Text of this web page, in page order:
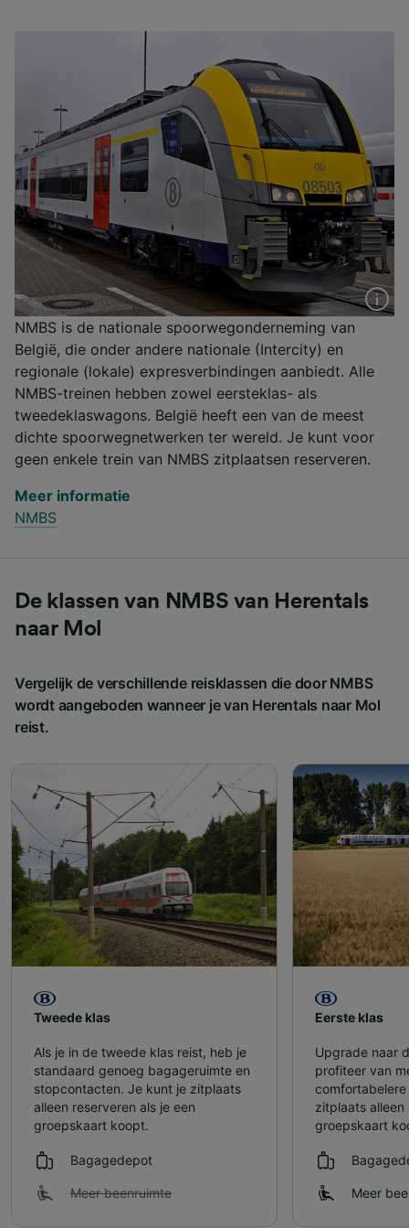
NMBS is de nationale spoorwegonderneming van
België, die onder andere nationale (Intercity) en
regionale (lokale) expresverbindingen aanbiedt. Alle
NMBS-treinen hebben zowel eersteklas- als
tweedeklaswagons. België heeft een van de meest
dichte spoorwegnetwerken ter wereld. Je kunt voor
geen enkele trein van NMBS zitplaatsen reserveren.
Meer informatie
NMBS
De klassen van NMBS van Herentals
naar Mol
Vergelijk de verschillende reisklassen die door NMBS
wordt aangeboden wanneer je van Herentals naar Mol
reist.
Tweede klas
Als je in de tweede klas reist, heb je
standaard genoeg bagageruimte en
stopcontacten. Je kunt je zitplaats
alleen reserveren als je een
groepskaart koopt.
Bagagedepot
Meer beenruimte
Eerste klas
Upgrade naar
profiteer van
zitplaats alleen
groepskaart
Meer